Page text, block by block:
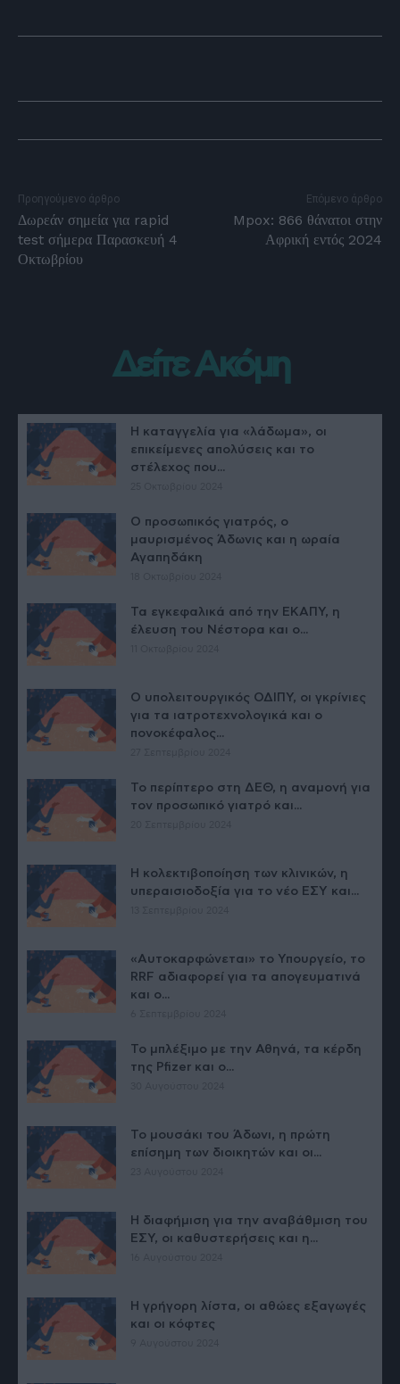
Προηγούμενο άρθρο
Δωρεάν σημεία για rapid
test σήμερα Παρασκευή 4
Οκτωβρίου
Επόμενο άρθρο
Mpox: 866 θάνατοι στην
Αφρική εντός 2024
Δείτε Ακόμη
Η καταγγελία για «λάδωμα», οι
επικείμενες απολύσεις και το
στέλεχος που...
Ο προσωπικός γιατρός, ο
μαυρισμένος Άδωνις και η ωραία
Αγαπηδάκη
Τα εγκεφαλικά από την ΕΚΑΠΥ, η
έλευση του Νέστορα και ο...
Ο υπολειτουργικός ΟΔΙΠΥ, οι γκρίνιες
για τα ιατροτεχνολογικά και ο
πονοκέφαλος...
Το περίπτερο στη ΔΕΘ, η αναμονή για
τον προσωπικό γιατρό και...
H κολεκτιβοποίηση των κλινικών, η
υπεραισιοδοξία για το νέο ΕΣΥ και...
«Αυτοκαρφώνεται» το Υπουργείο, το
RRF αδιαφορεί για τα απογευματινά
και ο...
Το μπλέξιμο με την Αθηνά, τα κέρδη
της Pfizer και ο...
Το μουσάκι του Άδωνι, η πρώτη
επίσημη των διοικητών και οι...
Η διαφήμιση για την αναβάθμιση του
ΕΣΥ, οι καθυστερήσεις και η...
Η γρήγορη λίστα, οι αθώες εξαγωγές
και οι κόφτες